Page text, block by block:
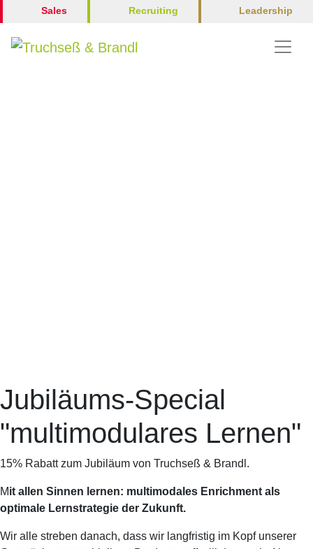
Sales Recruiting Leadership
Jubiläums-Special
"multimodulares Lernen"
15% Rabatt zum Jubiläum von Truchseß & Brandl.
Mit allen Sinnen lernen: multimodales Enrichment als
optimale Lernstrategie der Zukunft.
Wir alle streben danach, dass wir langfristig im Kopf unserer